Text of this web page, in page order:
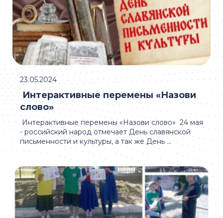
Интерактивные перемены «Назови слово» 24 мая
- российский народ отмечает День славянской
письменности и культуры, а так же День ...
Интерактивные перемены «Назови
слово»
23.05.2024